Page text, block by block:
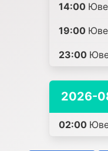
14:00
19:00
23:00
2026-
02:00